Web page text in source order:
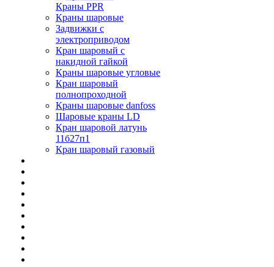
Краны PPR
Краны шаровые
Задвижки с
электроприводом
Кран шаровый с
накидной гайкой
Краны шаровые угловые
Кран шаровый
полнопроходной
Краны шаровые danfoss
Шаровые краны LD
Кран шаровой латунь
11б27п1
Кран шаровый газовый